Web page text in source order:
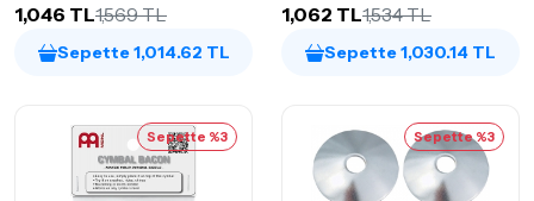
1,046 TL1,569 TL
Sepette 1,014.62 TL
1,062 TL1,534 TL
Sepette 1,030.14 TL
Sepette %3 Sepette %3